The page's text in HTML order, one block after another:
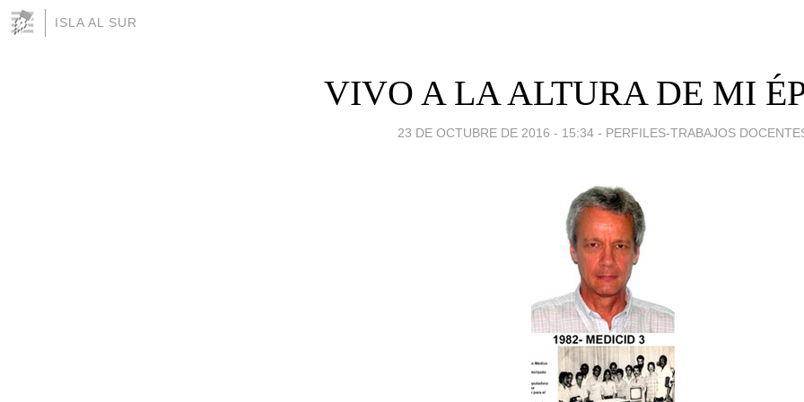
ISLA AL SUR
VIVO A LA ALTURA DE MI
23 DE OCTUBRE DE 2016 - 15:34 - PERFILES-TRABAJOS